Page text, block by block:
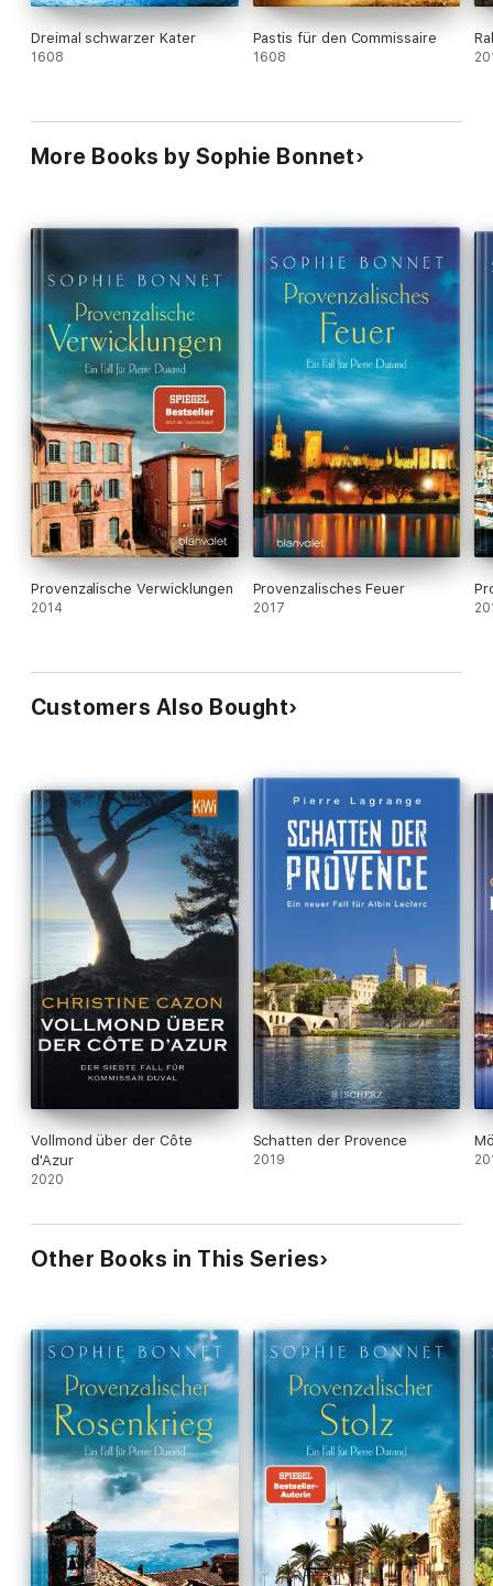
Dreimal schwarzer Kater
1608
Pastis für den Commissaire
1608
More Books by Sophie Bonnet
Provenzalische Verwicklungen
2014
Provenzalisches Feuer
2017
Customers Also Bought
Vollmond über der Côte
d'Azur
2020
Schatten der Provence
2019
Other Books in This Series